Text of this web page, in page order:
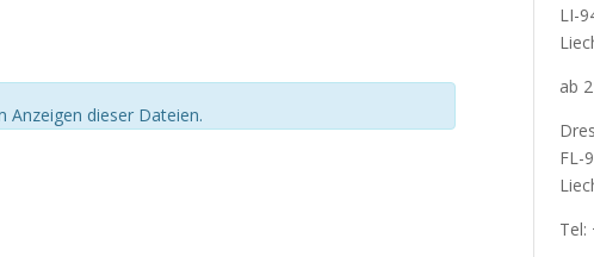
Anzeigen dieser Dateien.
LI-
ab
FL-
Tel: